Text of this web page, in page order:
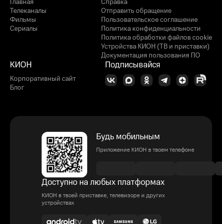
Главная
Телеканалы
Фильмы
Сериалы
Справка
Отправить обращение
Пользовательское соглашение
Политика конфиденциальности
Политика обработки файлов cookie
Устройства КИОН (ТВ и приставки)
Документация пользования ПО
КИОН
Корпоративный сайт
Блог
Подписывайся
Будь мобильным
Приложение КИОН в твоем телефоне
Доступно на любых платформах
КИОН в твоей приставке, телевизоре и других
устройствах